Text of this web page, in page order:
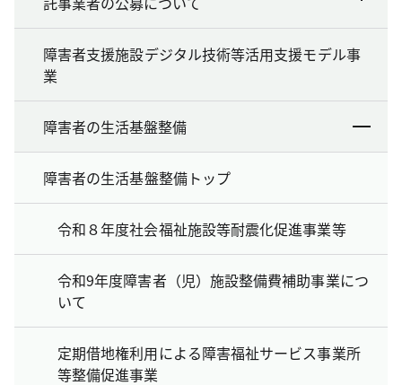
障害者支援施設デジタル技術等活用支援モデル事
業
障害者の生活基盤整備
障害者の生活基盤整備トップ
令和８年度社会福祉施設等耐震化促進事業等
令和9年度障害者（児）施設整備費補助事業につ
いて
定期借地権利用による障害福祉サービス事業所
等整備促進事業